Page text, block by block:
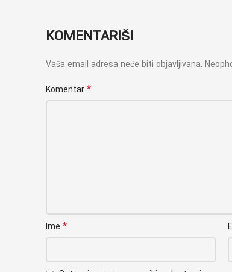
KOMENTARIŠI
Vaša email adresa neće biti objavljivana.
Komentar *
Ime *